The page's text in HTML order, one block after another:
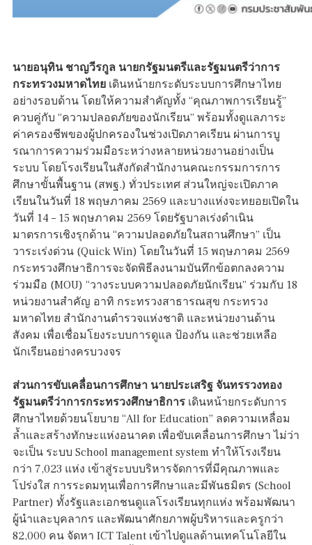
นายอนุทิน ชาญวีรกูล นายกรัฐมนตรีและรัฐมนตรีว่าการ
กระทรวงมหาดไทย เดินหน้ายกระดับระบบการศึกษาไทย
อย่างรอบด้าน โดยให้ความสำคัญทั้ง “คุณภาพการเรียนรู้”
ควบคู่กับ “ความปลอดภัยของนักเรียน” พร้อมทั้งดูแลภาระ
ค่าครองชีพของผู้ปกครองในช่วงเปิดภาคเรียน ผ่านการบู
รณาการความร่วมมือระหว่างหลายหน่วยงานอย่างเป็น
ระบบ โดยโรงเรียนในสังกัดสำนักงานคณะกรรมการการ
ศึกษาขั้นพื้นฐาน (สพฐ.) ทั่วประเทศ ส่วนใหญ่จะเปิดภาค
เรียนในวันที่ 18 พฤษภาคม 2569 และบางแห่งจะทยอยเปิดใน
วันที่ 14 – 15 พฤษภาคม 2569 โดยรัฐบาลเร่งดำเนิน
มาตรการเชิงรุกด้าน “ความปลอดภัยในสถานศึกษา” เป็น
วาระเร่งด่วน (Quick Win) โดยในวันที่ 15 พฤษภาคม 2569
กระทรวงศึกษาธิการจะจัดพิธีลงนามบันทึกข้อตกลงความ
ร่วมมือ (MOU) “วางระบบความปลอดภัยนักเรียน” ร่วมกับ 18
หน่วยงานสำคัญ อาทิ กระทรวงสาธารณสุข กระทรวง
มหาดไทย สำนักงานตำรวจแห่งชาติ และหน่วยงานด้าน
สังคม เพื่อเชื่อมโยงระบบการดูแล ป้องกัน และช่วยเหลือ
นักเรียนอย่างครบวงจร
ส่วนการขับเคลื่อนการศึกษา นายประเสริฐ จันทรรวงทอง
รัฐมนตรีว่าการกระทรวงศึกษาธิการ เดินหน้ายกระดับการ
ศึกษาไทยด้วยนโยบาย “All for Education” ลดความเหลื่อม
ล้ำและสร้างทักษะแห่งอนาคต เพื่อขับเคลื่อนการศึกษา ไม่ว่า
จะเป็น ระบบ School management system ทำให้โรงเรียน
กว่า 7,023 แห่ง เข้าสู่ระบบบริหารจัดการที่มีคุณภาพและ
โปร่งใส การระดมทุนเพื่อการศึกษาและมีพันธมิตร (School
Partner) ทั้งรัฐและเอกชนดูแลโรงเรียนทุกแห่ง พร้อมพัฒนา
ผู้นำและบุคลากร และพัฒนาศักยภาพผู้บริหารและครูกว่า
82,000 คน จัดหา ICT Talent เข้าไปดูแลด้านเทคโนโลยีใน